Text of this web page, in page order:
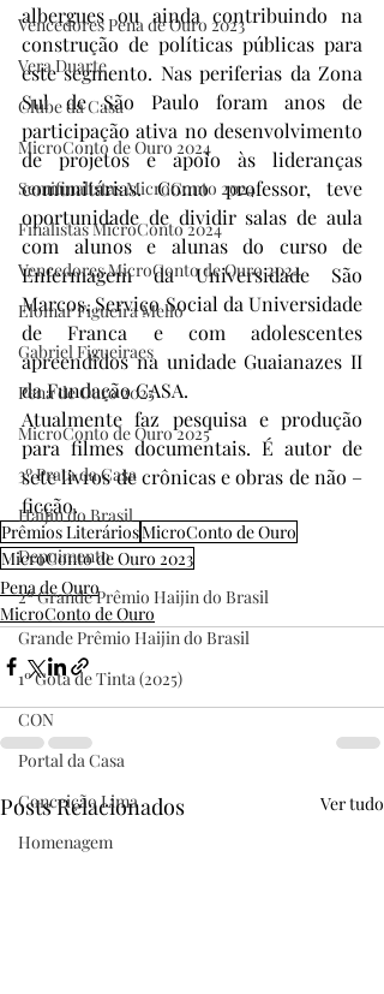
Vencedores Pena de Ouro 2023
Vera Duarte
Clube da Casa
MicroConto de Ouro 2024
Semifinalistas MicroConto 2024
Finalistas MicroConto 2024
Vencedores MicroConto de Ouro 2024
Elomar Figueira Mello
Gabriel Figueiraes
Pena de Ouro 2025
MicroConto de Ouro 2025
3º Prata da Casa
Haijin do Brasil
Depoimento
2º Grande Prêmio Haijin do Brasil
Grande Prêmio Haijin do Brasil
1º Gota de Tinta (2025)
CON
Portal da Casa
Conceição Lima
Homenagem
albergues ou ainda contribuindo na
construção de políticas públicas para
este segmento. Nas periferias da Zona
Sul de São Paulo foram anos de
participação ativa no desenvolvimento
de projetos e apoio às lideranças
comunitárias. Como professor, teve
oportunidade de dividir salas de aula
com alunos e alunas do curso de
Enfermagem da Universidade São
Marcos, Serviço Social da Universidade
de Franca e com adolescentes
apreendidos na unidade Guaianazes II
da Fundação CASA.
Atualmente faz pesquisa e produção
para filmes documentais. É autor de
sete livros de crônicas e obras de não –
ficção.
Prêmios LiteráriosMicroConto de Ouro
MicroConto de Ouro 2023
Pena de Ouro
MicroConto de Ouro
Posts Relacionados Ver tudo